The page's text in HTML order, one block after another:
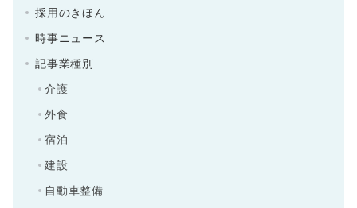
採用のきほん
時事ニュース
記事業種別
介護
外食
宿泊
建設
自動車整備